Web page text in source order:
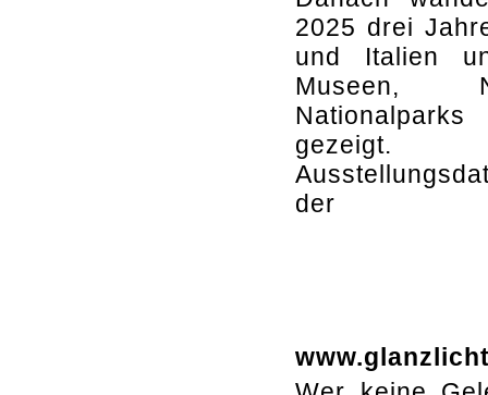
2025 drei
und Italien
Museen,
gezeigt.
der